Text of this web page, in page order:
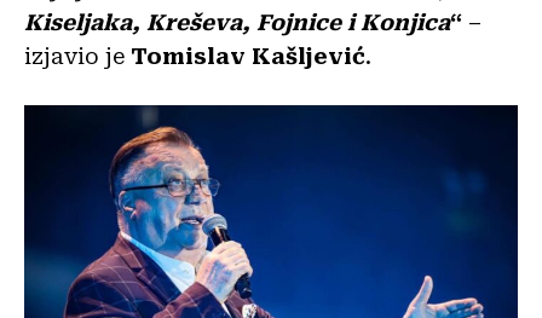
Kiseljaka, Kreševa, Fojnice i Konjica“ –
izjavio je Tomislav Kašljević.